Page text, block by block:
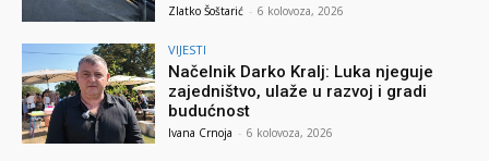
Zlatko Šoštarić - 6 kolovoza, 2026
VIJESTI
Načelnik Darko Kralj: Luka njeguje
zajedništvo, ulaže u razvoj i gradi
budućnost
Ivana Crnoja - 6 kolovoza, 2026